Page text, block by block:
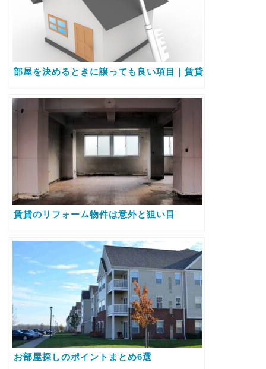
部屋を決めるときに譲っても良い項目｜賃貸
賃貸のリフォーム物件は意外と狙い目
お部屋探しのポイントまとめ6選